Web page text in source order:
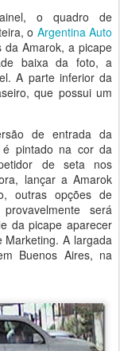
o quadro de
o Argentina Auto
da Amarok, a picape
baixa da foto, a
A parte inferior da
que possui um
de entrada da
é pintado na cor da
de seta nos
lançar a Amarok
outras opções de
será
da picape aparecer
Marketing. A largada
Buenos Aires, na